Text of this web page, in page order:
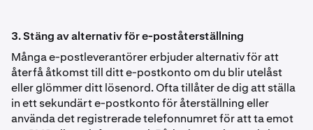
3. Stäng av alternativ för e-poståterställning
Många e-postleverantörer erbjuder alternativ för att
återfå åtkomst till ditt e-postkonto om du blir utelåst
eller glömmer ditt lösenord. Ofta tillåter de dig att ställa
in ett sekundärt e-postkonto för återställning eller
använda det registrerade telefonnumret för att ta emot